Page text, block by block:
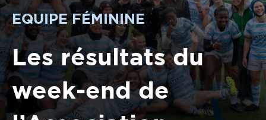
EQUIPE FÉMININE
Les résultats du
week-end de